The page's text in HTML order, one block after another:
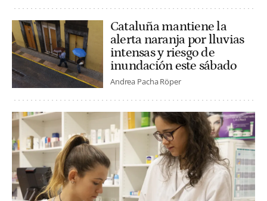
Cataluña mantiene la
alerta naranja por lluvias
intensas y riesgo de
inundación este sábado
Andrea Pacha Röper